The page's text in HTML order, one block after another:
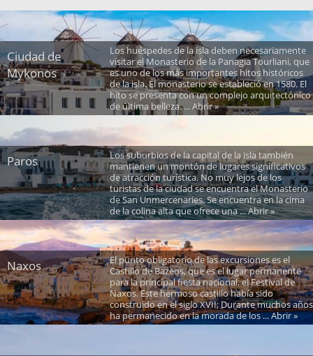
Ciudad de
Mykonos
Los huéspedes de la isla deben necesariamente
visitar el Monasterio de la Panagia Tourliani, que
es uno de los más importantes hitos históricos
de la isla. El monasterio se estableció en 1580. El
hito se presenta con un complejo arquitectónico
de última belleza. ... Abrir »
Paros
Los suburbios de la capital de la isla también
mantienen un montón de lugares significativos
de atracción turística. No muy lejos de los
turistas de la ciudad se encuentra el Monasterio
de San Unmercenaries. Se encuentra en la cima
de la colina alta que ofrece una ... Abrir »
Naxos
El punto obligatorio de las excursiones es el
Castillo de Bazeos, que es el lugar permanente
para la principal fiesta nacional, el Festival de
Naxos. Este hermoso castillo había sido
construido en el siglo XVII; Durante muchos años
ha permanecido en la morada de los ... Abrir »